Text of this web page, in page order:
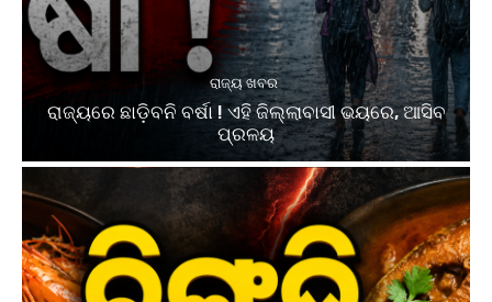
ରାଜ୍ୟ ଖବର
ରାଜ୍ୟରେ ଛାଡ଼ିବନି ବର୍ଷା ! ଏହି ଜିଲ୍ଲାବାସୀ ଭୟରେ, ଆସିବ
ପ୍ରଳୟ